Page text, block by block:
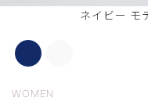
ネイビー モ
WOMEN